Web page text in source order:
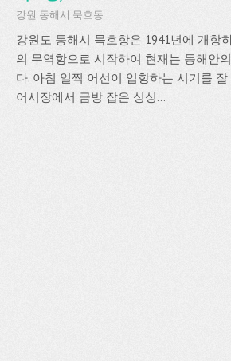
강원 동해시 묵호동
강원도 동해시 묵호항은 1941년에 개항
의 무역항으로 시작하여 현재는 동해안
다. 아침 일찍 어선이 입항하는 시기를
어시장에서 금방 잡은 싱싱...